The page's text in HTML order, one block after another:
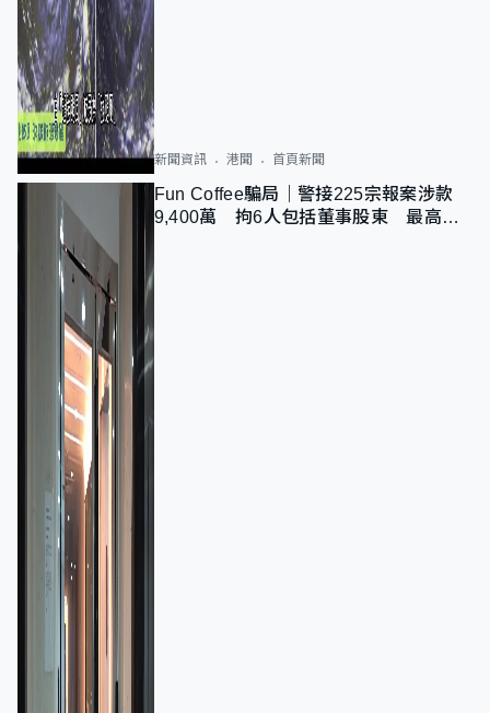
新聞資訊 港聞 首頁新聞
Fun Coffee騙局｜警接225宗報案涉款
9,400萬 拘6人包括董事股東 最高金